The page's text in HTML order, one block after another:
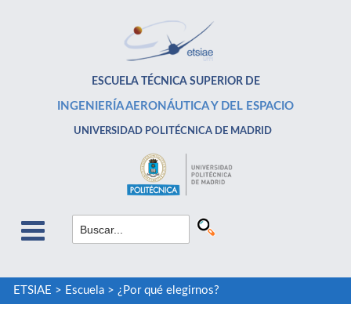
ESCUELA TÉCNICA SUPERIOR DE
INGENIERÍA AERONÁUTICA Y DEL ESPACIO
UNIVERSIDAD POLITÉCNICA DE MADRID
ETSIAE > Escuela> ¿Por qué elegirnos?